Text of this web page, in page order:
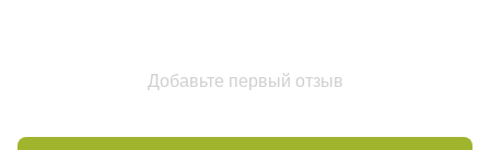
Добавьте первый отзыв